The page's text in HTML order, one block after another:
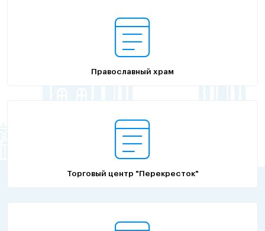
Православный храм
Торговый центр "Перекресток"